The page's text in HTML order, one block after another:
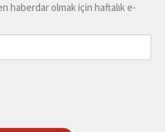
haberdar olmak için haftalık e-